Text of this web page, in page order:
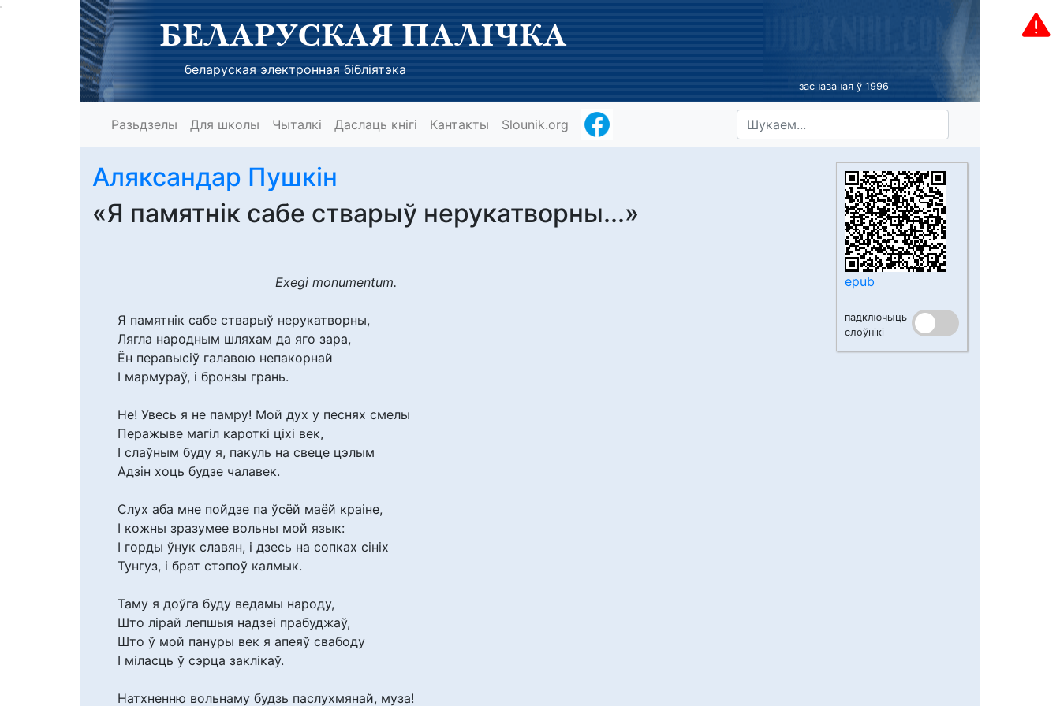
БЕЛАРУСКАЯ ПАЛІЧКА
беларуская электронная бібліятэка
заснаваная ў 1996
Разьдзелы Для школы Чыталкі Даслаць кнігі Кантакты Slounik.org
epub
падключыць
слоўнікі
Аляксандар Пушкін
«Я памятнік сабе стварыў нерукатворны...»
Exegi monumentum.
Я памятнік сабе стварыў нерукатворны,
Лягла народным шляхам да яго зара,
Ён перавысіў галавою непакорнай
І мармураў, і бронзы грань.
Не! Увесь я не памру! Мой дух у песнях смелы
Перажыве магіл кароткі ціхі век,
І слаўным буду я, пакуль на свеце цэлым
Адзін хоць будзе чалавек.
Слух аба мне пойдзе па ўсёй маёй краіне,
І кожны зразумее вольны мой язык:
І горды ўнук славян, і дзесь на сопках сініх
Тунгуз, і брат стэпоў калмык.
Таму я доўга буду ведамы народу,
Што лірай лепшыя надзеі прабуджаў,
Што ў мой пануры век я апеяў свабоду
І міласць ў сэрца заклікаў.
Натхненню вольнаму будзь паслухмянай, муза!